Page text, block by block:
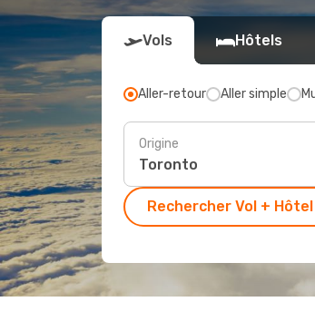
Vols Hôtels
Aller-retour Aller simple
Origine
Rechercher Vol + Hôtel